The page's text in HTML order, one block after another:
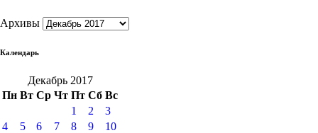
Архивы
Календарь
Декабрь 2017
Пн Вт Ср Чт Пт Сб Вс
1
2
3
4
5 6 7 8 9
10